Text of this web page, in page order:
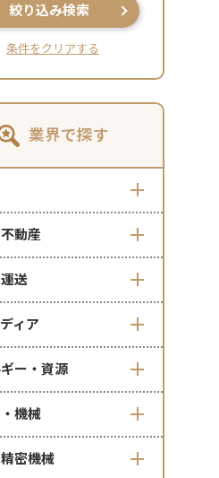
絞り込み検索
条件をクリアする
業界で探す
動産
送
ィア
ー・資源
機械
密機械